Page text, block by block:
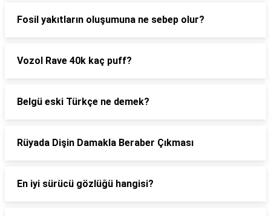
Fosil yakıtların oluşumuna ne sebep olur?
Vozol Rave 40k kaç puff?
Belgü eski Türkçe ne demek?
Rüyada Dişin Damakla Beraber Çıkması
En iyi sürücü gözlüğü hangisi?